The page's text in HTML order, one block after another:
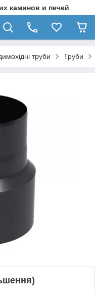
каминов и печей
труби Труби